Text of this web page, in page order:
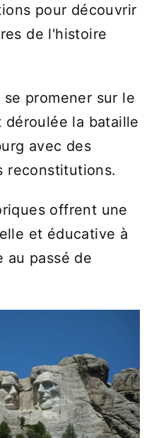
pour découvrir
de l'histoire
promener sur le
déroulée la bataille
avec des
reconstitutions.
offrent une
et éducative à
au passé de